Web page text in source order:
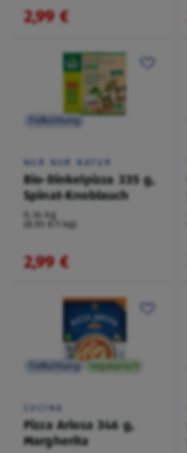
2,99 €
Tiefkühlung
NUR NUR NATUR
Bio-Dinkelpizza 335 g,
Spinat-Knoblauch
0,34 kg
(8,93 €/1 kg)
2,99 €
Tiefkühlung Vegetarisch
CUCINA
Pizza Ariosa 346 g,
Margherita